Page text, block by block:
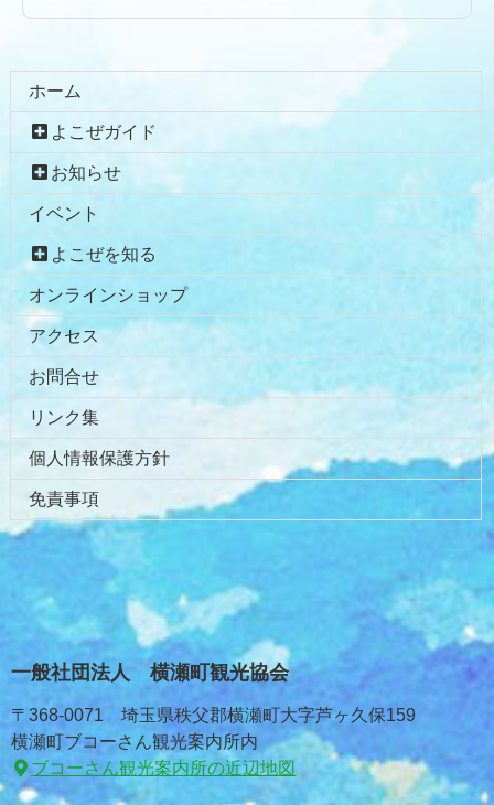
ホーム
よこぜガイド
お知らせ
イベント
よこぜを知る
オンラインショップ
アクセス
お問合せ
リンク集
個人情報保護方針
免責事項
一般社団法人 横瀬町観光協会
〒368-0071 埼玉県秩父郡横瀬町大字芦ヶ久保159
横瀬町ブコーさん観光案内所内
ブコーさん観光案内所の近辺地図